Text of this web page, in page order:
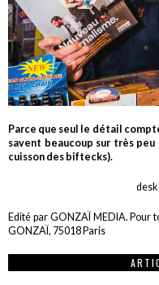
Parce que seul le détail
savent beaucoup sur très
cuisson des biftecks).
Edité par GONZAÏ MEDIA. Pour
GONZAÏ, 75018 Paris